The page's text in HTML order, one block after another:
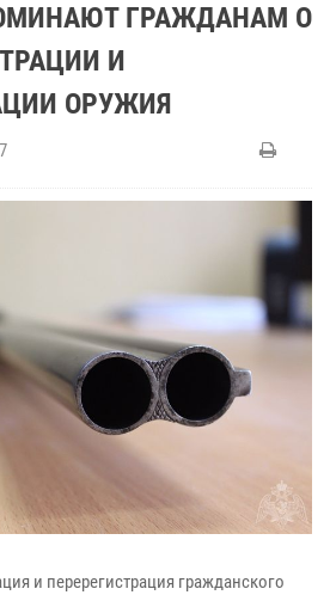
ГРАЖДАНАМ О
И
ОРУЖИЯ
и перерегистрация гражданского